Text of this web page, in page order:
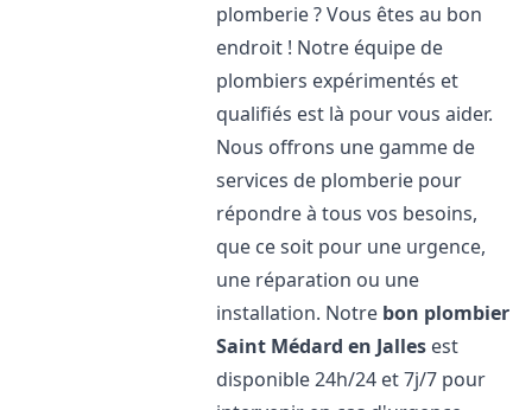
plomberie ? Vous êtes au bon
endroit ! Notre équipe de
plombiers expérimentés et
qualifiés est là pour vous aider.
Nous offrons une gamme de
services de plomberie pour
répondre à tous vos besoins,
que ce soit pour une urgence,
une réparation ou une
installation. Notre bon plombier
Saint Médard en Jalles est
disponible 24h/24 et 7j/7 pour